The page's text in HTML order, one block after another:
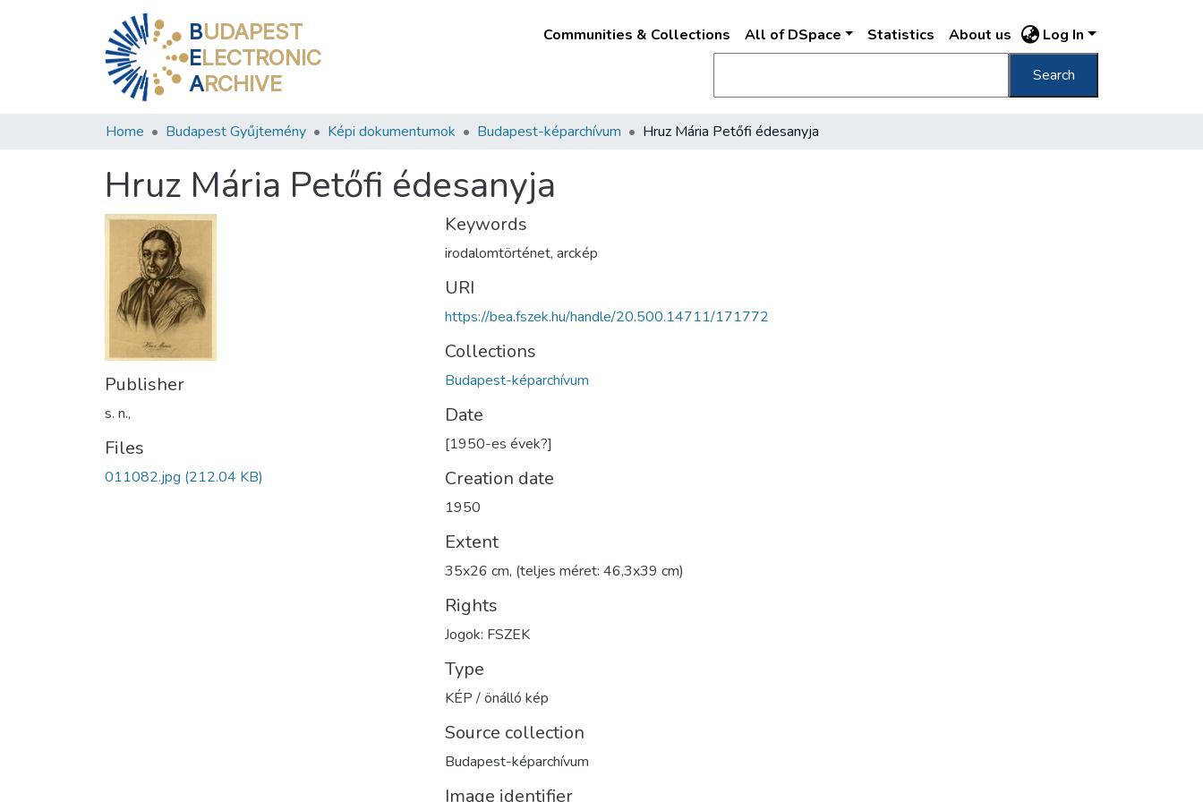
BUDAPEST
ELECTRONIC
ARCHIVE
Communities & Collections All of DSpace Statistics About us Log In
Search
Home Budapest Gyűjtemény Képi dokumentumok Budapest-képarchívum Hruz Mária Petőfi édesanyja
Hruz Mária Petőfi édesanyja
Publisher
s. n.,
Files
011082.jpg (212.04 KB)
Keywords
irodalomtörténet, arckép
URI
https://bea.fszek.hu/handle/20.500.14711/171772
Collections
Budapest-képarchívum
Date
[1950-es évek?]
Creation date
1950
Extent
35x26 cm, (teljes méret: 46,3x39 cm)
Rights
Jogok: FSZEK
Type
KÉP / önálló kép
Source collection
Budapest-képarchívum
Image identifier